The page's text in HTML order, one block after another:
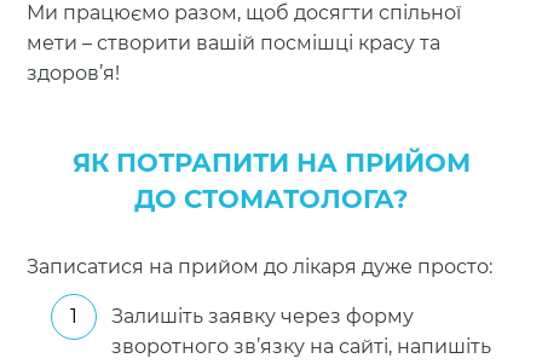
Ми працюємо разом, щоб досягти спільної
мети – створити вашій посмішці красу та
здоров’я!
ЯК ПОТРАПИТИ НА ПРИЙОМ
ДО СТОМАТОЛОГА?
Записатися на прийом до лікаря дуже просто:
Залишіть заявку через форму
зворотного зв’язку на сайті, напишіть